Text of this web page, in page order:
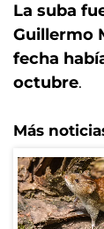
La suba
Guillermo
fecha
octubre.
Más